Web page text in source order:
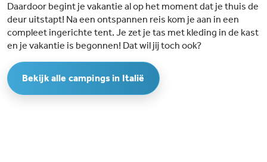
Daardoor begint je vakantie al op het moment dat je thuis de
deur uitstapt! Na een ontspannen reis kom je aan in een
compleet ingerichte tent. Je zet je tas met kleding in de kast
en je vakantie is begonnen! Dat wil jij toch ook?
Bekijk alle campings in Italië